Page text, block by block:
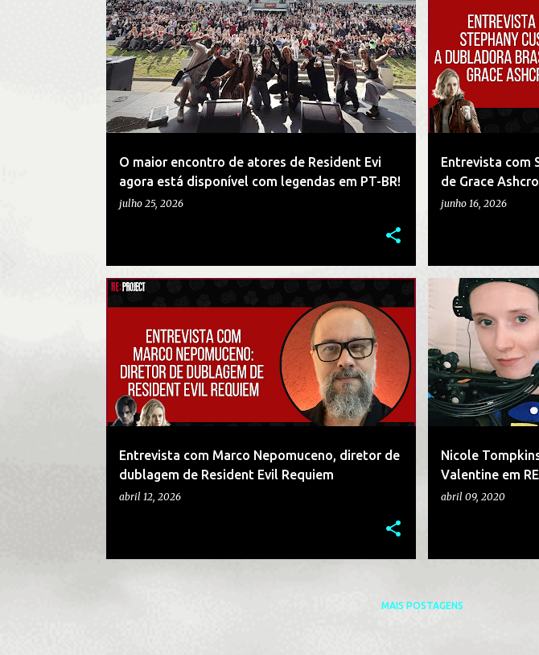
P
o
s
t
a
g
O maior encontro de atores de Resident Evi
agora está disponível com legendas em PT-BR!
julho 25, 2026
ATORES COMUNIDADE DUBLADORES NOTÍCIAS
+
RESIDENT EVIL
Entrevista com
de Grace
junho 16, 2026
DUBLADORES
RESIDENT EVIL
Entrevista com Marco Nepomuceno, diretor de
dublagem de Resident Evil Requiem
abril 12, 2026
DUBLADORES ENTREVISTAS JOGOS +
RESIDENT EVIL REQUIEM
Nicole
Valentine em
Project e
abril 09, 2020
DUBLADORES
RESIDENT EVIL 3
MAIS POSTAGENS